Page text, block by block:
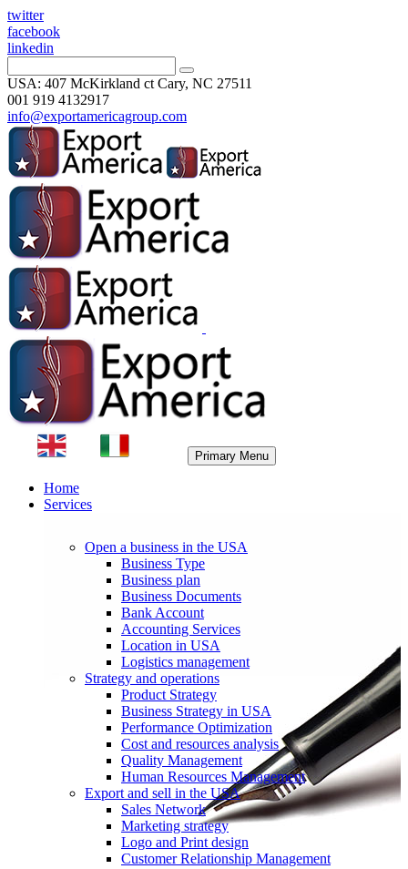
twitter
facebook
linkedin
USA: 407 McKirkland ct Cary, NC 27511
001 919 4132917
info@exportamericagroup.com
Primary Menu
Home
Services
Open a business in the USA
Business Type
Business plan
Business Documents
Bank Account
Accounting Services
Location in USA
Logistics management
Strategy and operations
Product Strategy
Business Strategy in USA
Performance Optimization
Cost and resources analysis
Quality Management
Human Resources Management
Export and sell in the USA
Sales Network
Marketing strategy
Logo and Print design
Customer Relationship Management